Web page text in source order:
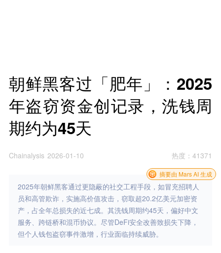
朝鲜黑客过「肥年」：2025
年盗窃资金创记录，洗钱周
期约为45天
Chainalysis 2026-01-10 热度 ：41371
2025年朝鲜黑客通过更隐蔽的社交工程手段，如冒充招聘人
员和高管欺诈，实施高价值攻击，窃取超20.2亿美元加密资
产，占全年总损失的近七成。其洗钱周期约45天，偏好中文
服务、跨链桥和混币协议。尽管DeFi安全改善致损失下降，
但个人钱包盗窃事件激增，行业面临持续威胁。
摘要由 Mars AI 生成